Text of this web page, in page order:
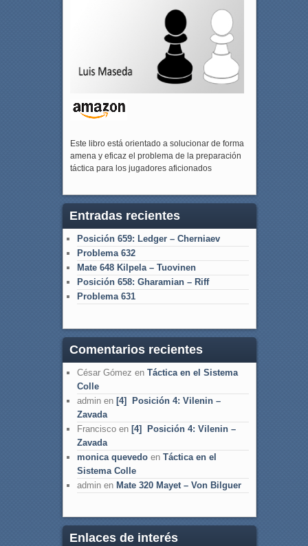
Este libro está orientado a solucionar de forma
amena y eficaz el problema de la preparación
táctica para los jugadores aficionados
Entradas recientes
Posición 659: Ledger – Cherniaev
Problema 632
Mate 648 Kilpela – Tuovinen
Posición 658: Gharamian – Riff
Problema 631
Comentarios recientes
César Gómez en Táctica en el Sistema
Colle
adminen [4] Posición 4: Vilenin –
Zavada
Franciscoen [4] Posición 4: Vilenin –
Zavada
monica quevedoen Táctica en el
Sistema Colle
adminen Mate 320 Mayet – Von Bilguer
Enlaces de interés